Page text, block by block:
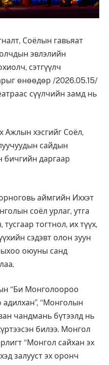
Соёлын гавьяат
эвлэлийн
сэтгүүлч
өнөөдөр /2026.05.15/
сүүлчийн замд нь
Ажлын хэсгийг Соёл,
сайдын
даргаар
аймгийн Иххэт
соёл урлаг, утга
тогтнол, их түүх,
сэдэвт олон зуун
оюуны санд
“Би Монголоороо
адилхан”, “Монголын
чандмань бүтээлд нь
билээ. Монгол
“Монгол сайхан эх
залууст эх оронч